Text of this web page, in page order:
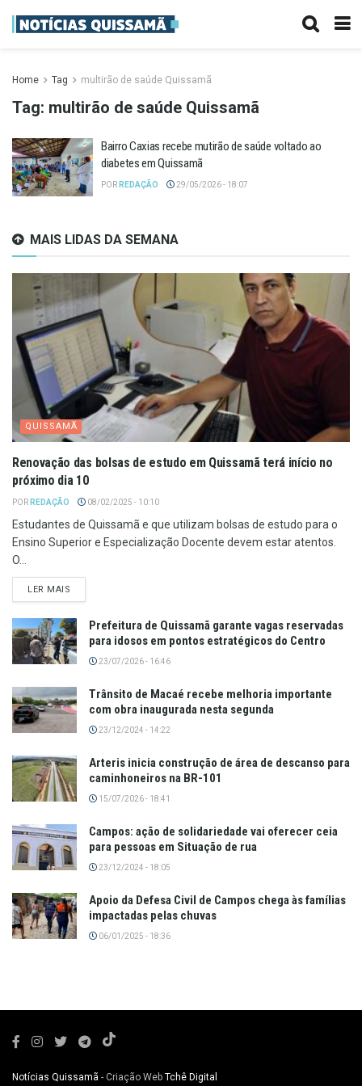
Home Tag multirão de saúde Quissamã
Tag: multirão de saúde Quissamã
Bairro Caxias recebe mutirão de saúde voltado ao
diabetes em Quissamã
POR REDAÇÃO 29/05/2026 - 18:07
MAIS LIDAS DA SEMANA
QUISSAMÃ
Renovação das bolsas de estudo em Quissamã terá início no
próximo dia 10
POR REDAÇÃO 08/02/2025 - 10:10
Estudantes de Quissamã e que utilizam bolsas de estudo para o
Ensino Superior e Especialização Docente devem estar atentos.
O...
LER MAIS
Prefeitura de Quissamã garante vagas reservadas
para idosos em pontos estratégicos do Centro
23/07/2026 - 16:46
Trânsito de Macaé recebe melhoria importante
com obra inaugurada nesta segunda
23/12/2024 - 14:22
Arteris inicia construção de área de descanso para
caminhoneiros na BR-101
15/07/2026 - 18:41
Campos: ação de solidariedade vai oferecer ceia
para pessoas em Situação de rua
23/12/2024 - 18:05
Apoio da Defesa Civil de Campos chega às famílias
impactadas pelas chuvas
06/01/2025 - 18:36
Notícias Quissamã - Criação Web Tchê Digital